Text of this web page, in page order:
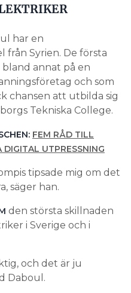
har en
Syrien. De första
bland annat på en
och som
chansen att utbilda sig
Tekniska College.
FEM RÅD TILL
UTPRESSNING
tipsade mig om det
säger han.
den största skillnaden
i Sverige och i
och det är ju
Daboul.